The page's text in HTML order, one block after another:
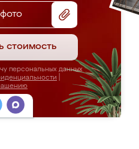
стоимость
персональных данных